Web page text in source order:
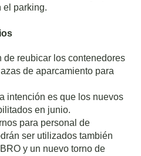
el parking.
de reubicar los contenedores
de aparcamiento para
intención es que los nuevos
en junio.
para personal de
ser utilizados también
y un nuevo torno de